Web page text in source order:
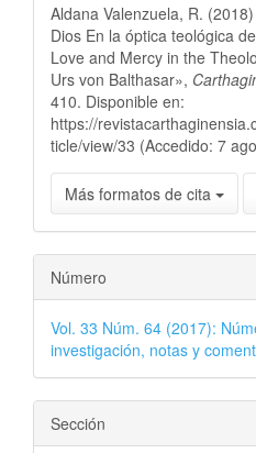
Aldana Valenzuela, R.
Dios En la óptica teológica
Love and Mercy in the
Urs von Balthasar»,
410. Disponible en:
https://
ticle/view/33 (Accedido: 7
Más formatos de cita
Número
Vol. 33 Núm. 64 (2017):
investigación, notas y
Sección